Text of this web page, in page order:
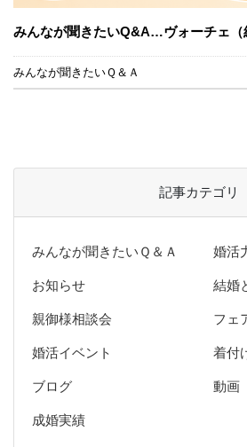
みんなが聞きたいQ&A…ヴォーチェ（
みんなが聞きたいＱ＆Ａ
記事カテゴリ
みんなが聞きたいＱ＆Ａ 婚活
お知らせ 結婚
親御様相談会 フェ
婚活イベント 着付
ブログ 動画
成婚実績